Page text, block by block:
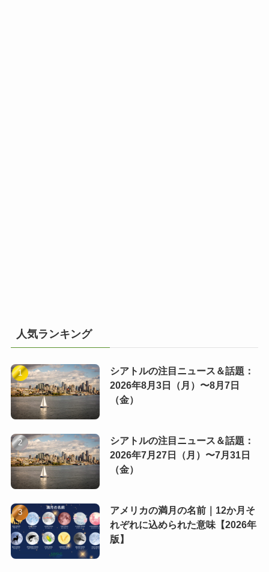
人気ランキング
シアトルの注目ニュース＆話題：
2026年8月3日（月）〜8月7日
（金）
シアトルの注目ニュース＆話題：
2026年7月27日（月）〜7月31日
（金）
アメリカの満月の名前｜12か月そ
れぞれに込められた意味【2026年
版】